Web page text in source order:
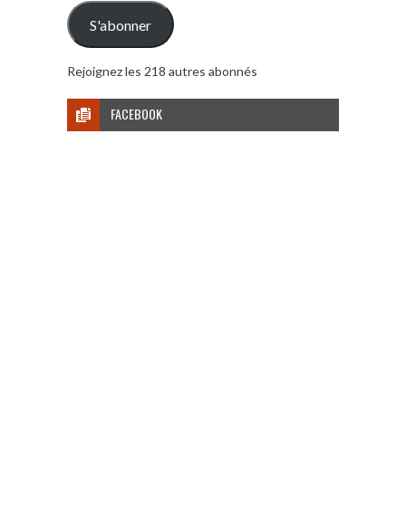
mail
S'abonner
Rejoignez les 218 autres abonnés
FACEBOOK